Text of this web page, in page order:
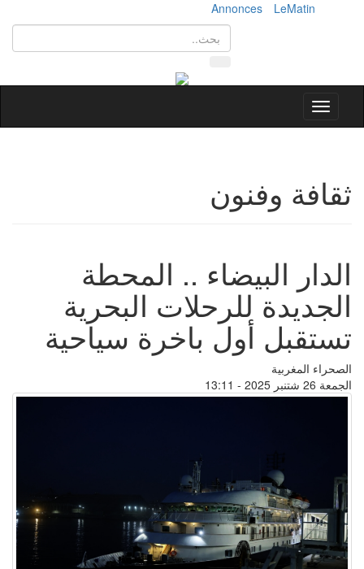
LeMatin
Annonces
Toggle
navigation
ثقافة وفنون
الدار البيضاء .. المحطة
الجديدة للرحلات البحرية
تستقبل أول باخرة سياحية
الصحراء المغربية
الجمعة 26 شتنبر 2025 - 13:11